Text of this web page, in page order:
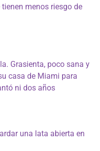
menos riesgo de
Grasienta, poco sana y
casa de Miami para
ni dos años
una lata abierta en